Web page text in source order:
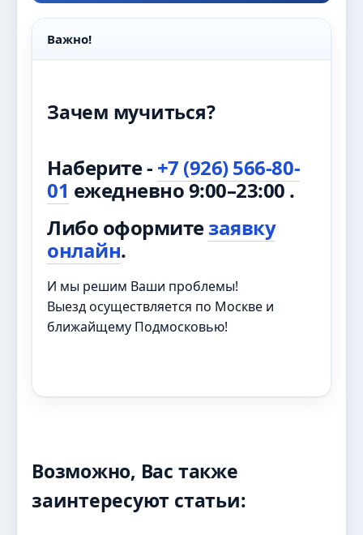
Важно!
Зачем мучиться?
Наберите - +7 (926) 566-80-
01 ежедневно 9:00–23:00 .
Либо оформитезаявку
онлайн.
И мы решим Ваши проблемы!
Выезд осуществляется по Москве и
ближайщему Подмосковью!
Возможно, Вас также
заинтересуют статьи: